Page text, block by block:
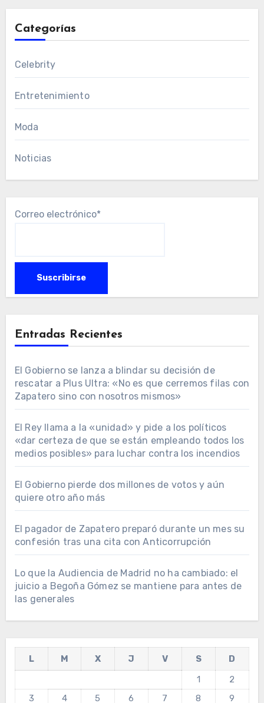
Categorías
Celebrity
Entretenimiento
Moda
Noticias
Correo electrónico*
Entradas Recientes
El Gobierno se lanza a blindar su decisión de
rescatar a Plus Ultra: «No es que cerremos filas con
Zapatero sino con nosotros mismos»
El Rey llama a la «unidad» y pide a los políticos
«dar certeza de que se están empleando todos los
medios posibles» para luchar contra los incendios
El Gobierno pierde dos millones de votos y aún
quiere otro año más
El pagador de Zapatero preparó durante un mes su
confesión tras una cita con Anticorrupción
Lo que la Audiencia de Madrid no ha cambiado: el
juicio a Begoña Gómez se mantiene para antes de
las generales
L M X J V S
D
1
2
3
4 5 6 7 8
9